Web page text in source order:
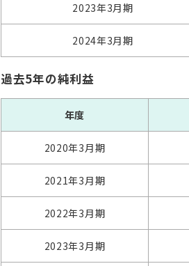
2023年3月期
2024年3月期
過去5年の純利益
年度
2020年3月期
2021年3月期
2022年3月期
2023年3月期